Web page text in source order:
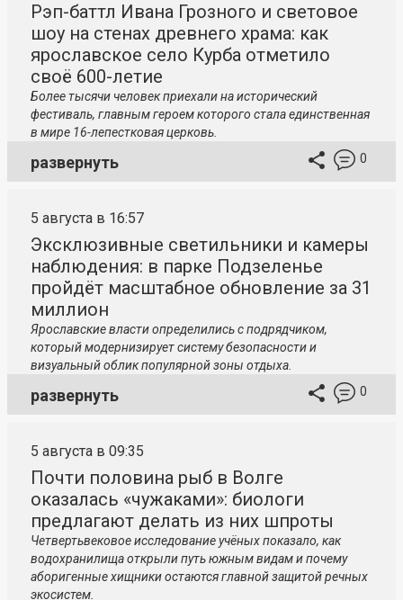
Рэп-баттл Ивана Грозного и световое
шоу на стенах древнего храма: как
ярославское село Курба отметило
своё 600-летие
Более тысячи человек приехали на исторический
фестиваль, главным героем которого стала единственная
в мире 16-лепестковая церковь.
развернуть 0
5 августа в 16:57
Эксклюзивные светильники и камеры
наблюдения: в парке Подзеленье
пройдёт масштабное обновление за 31
миллион
Ярославские власти определились с подрядчиком,
который модернизирует систему безопасности и
визуальный облик популярной зоны отдыха.
развернуть 0
5 августа в 09:35
Почти половина рыб в Волге
оказалась «чужаками»: биологи
предлагают делать из них шпроты
Четвертьвековое исследование учёных показало, как
водохранилища открыли путь южным видам и почему
аборигенные хищники остаются главной защитой речных
экосистем.